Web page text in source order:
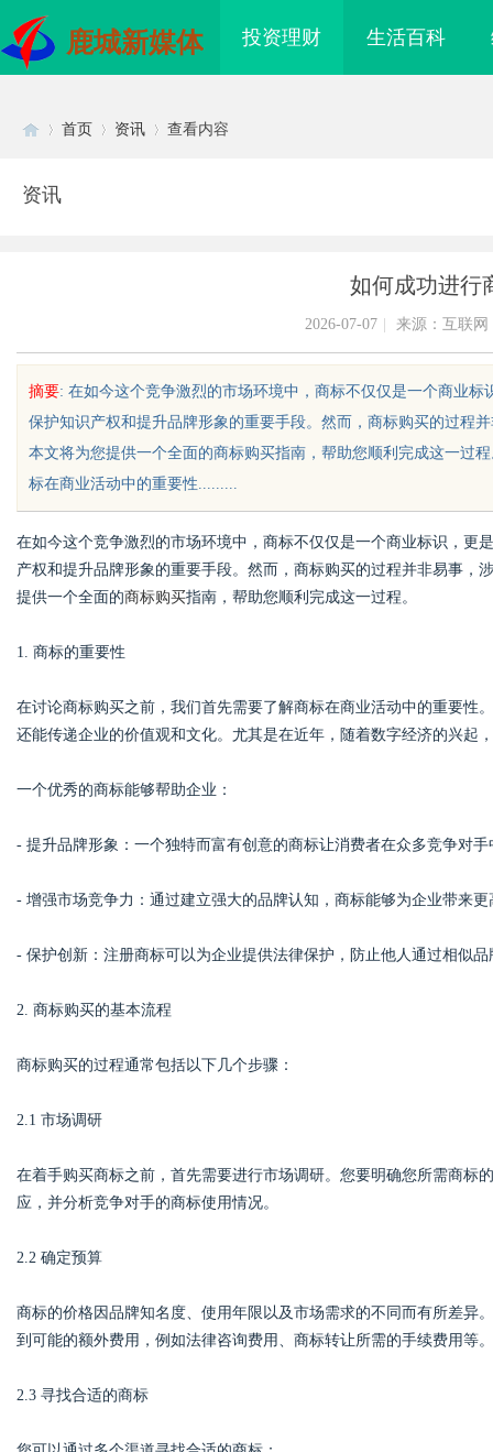
鹿城新媒体 投资理财 生活百科
uz
ar
首页 资讯 查看内容
资讯
如何成功进行
2026-07-07 来源：互联网
摘要: 在如今这个竞争激烈的市场环境中，商标不仅仅是一个商业
保护知识产权和提升品牌形象的重要手段。然而，商标购买的过程
本文将为您提供一个全面的商标购买指南，帮助您顺利完成这一过
标在商业活动中的重要性.........
在如今这个竞争激烈的市场环境中，商标不仅仅是一个商业标识，更
产权和提升品牌形象的重要手段。然而，商标购买的过程并非易事，
提供一个全面的商标购买指南，帮助您顺利完成这一过程。
1. 商标的重要性
在讨论商标购买之前，我们首先需要了解商标在商业活动中的重要性
还能传递企业的价值观和文化。尤其是在近年，随着数字经济的兴起
一个优秀的商标能够帮助企业：
- 提升品牌形象：一个独特而富有创意的商标让消费者在众多竞争对
- 增强市场竞争力：通过建立强大的品牌认知，商标能够为企业带来
- 保护创新：注册商标可以为企业提供法律保护，防止他人通过相似
2. 商标购买的基本流程
商标购买的过程通常包括以下几个步骤：
2.1 市场调研
在着手购买商标之前，首先需要进行市场调研。您要明确您所需商标
应，并分析竞争对手的商标使用情况。
2.2 确定预算
商标的价格因品牌知名度、使用年限以及市场需求的不同而有所差异
到可能的额外费用，例如法律咨询费用、商标转让所需的手续费用等。
2.3 寻找合适的商标
配眼镜
花钱，ai却天天给他免费派单？